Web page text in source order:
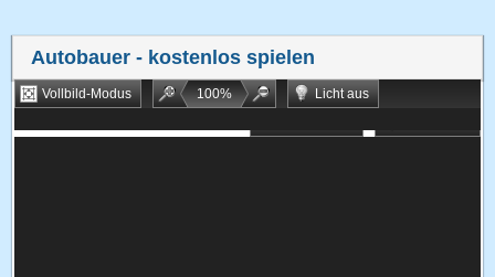
Autobauer - kostenlos spielen
Vollbild-Modus 100%
Licht aus